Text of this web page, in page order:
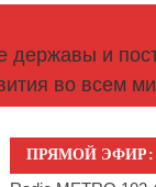
державы и
во всем
ПРЯМОЙ ЭФИР: